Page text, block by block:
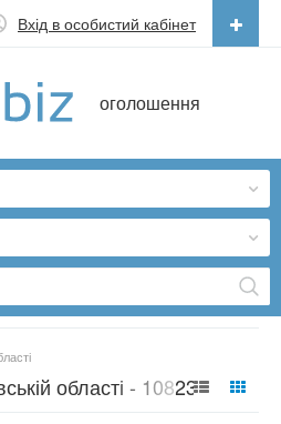
оголошення
Вхід в особистий кабінет
області - 10823